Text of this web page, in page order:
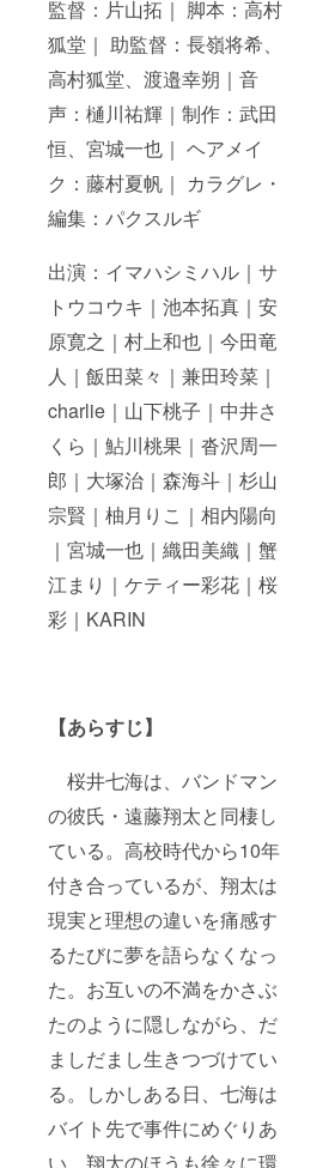
監督：片山拓｜ 脚本：高村
狐堂｜ 助監督：長嶺将希、
高村狐堂、渡邉幸朔｜音
声：樋川祐輝｜制作：武田
恒、宮城一也｜ ヘアメイ
ク：藤村夏帆｜ カラグレ・
編集：パクスルギ
出演：イマハシミハル｜サ
トウコウキ｜池本拓真｜安
原寛之｜村上和也｜今田竜
人｜飯田菜々｜兼田玲菜｜
charlie｜山下桃子｜中井さ
くら｜鮎川桃果｜沓沢周一
郎｜大塚治｜森海斗｜杉山
宗賢｜柚月りこ｜相内陽向
｜宮城一也｜織田美織｜蟹
江まり｜ケティー彩花｜桜
彩｜KARIN
【あらすじ】
桜井七海は、バンドマン
の彼氏・遠藤翔太と同棲し
ている。高校時代から10年
付き合っているが、翔太は
現実と理想の違いを痛感す
るたびに夢を語らなくなっ
た。お互いの不満をかさぶ
たのように隠しながら、だ
ましだまし生きつづけてい
る。しかしある日、七海は
バイト先で事件にめぐりあ